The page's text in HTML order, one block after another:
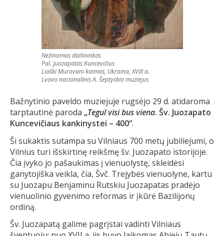
Nežinomas dailininkas
Pal. Juozapatas Kuncevičius
Liaški Murovani kaimas, Ukraina, XVIII a.
Lvovo nacionalinis A. Šeptyckio muziejus
Bažnytinio paveldo muziejuje rugsėjo 29 d. atidaroma
tarptautinė paroda „Tegul visi bus viena. Šv. Juozapato
Kuncevičiaus kankinystei – 400“.
Ši sukaktis sutampa su Vilniaus 700 metų jubiliejumi, o
Vilnius turi išskirtinę reikšmę šv. Juozapato istorijoje.
Čia įvyko jo pašaukimas į vienuolystę, skleidėsi
ganytojiška veikla, čia, Švč. Trejybės vienuolyne, kartu
su Juozapu Benjaminu Rutskiu Juozapatas pradėjo
vienuolinio gyvenimo reformas ir įkūrė Bazilijonų
ordiną.
Šv. Juozapatą galime pagrįstai vadinti Vilniaus